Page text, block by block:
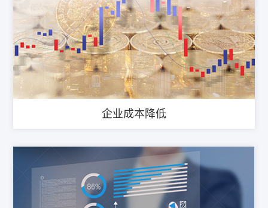
企业成本降低